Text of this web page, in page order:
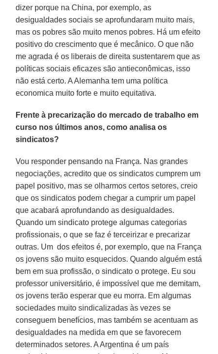
dizer porque na China, por exemplo, as
desigualdades sociais se aprofundaram muito mais,
mas os pobres são muito menos pobres. Há um efeito
positivo do crescimento que é mecânico. O que não
me agrada é os liberais de direita sustentarem que as
políticas sociais eficazes são antieconômicas, isso
não está certo. A Alemanha tem uma política
economica muito forte e muito equitativa.
Frente à precarização do mercado de trabalho em
curso nos últimos anos, como analisa os
sindicatos?
Vou responder pensando na França. Nas grandes
negociações, acredito que os sindicatos cumprem um
papel positivo, mas se olharmos certos setores, creio
que os sindicatos podem chegar a cumprir um papel
que acabará aprofundando as desigualdades.
Quando um sindicato protege algumas categorias
profissionais, o que se faz é terceirizar e precarizar
outras. Um dos efeitos é, por exemplo, que na França
os jovens são muito esquecidos. Quando alguém está
bem em sua profissão, o sindicato o protege. Eu sou
professor universitário, é impossível que me demitam,
os jovens terão esperar que eu morra. Em algumas
sociedades muito sindicalizadas às vezes se
conseguem benefícios, mas também se acentuam as
desigualdades na medida em que se favorecem
determinados setores. A Argentina é um país